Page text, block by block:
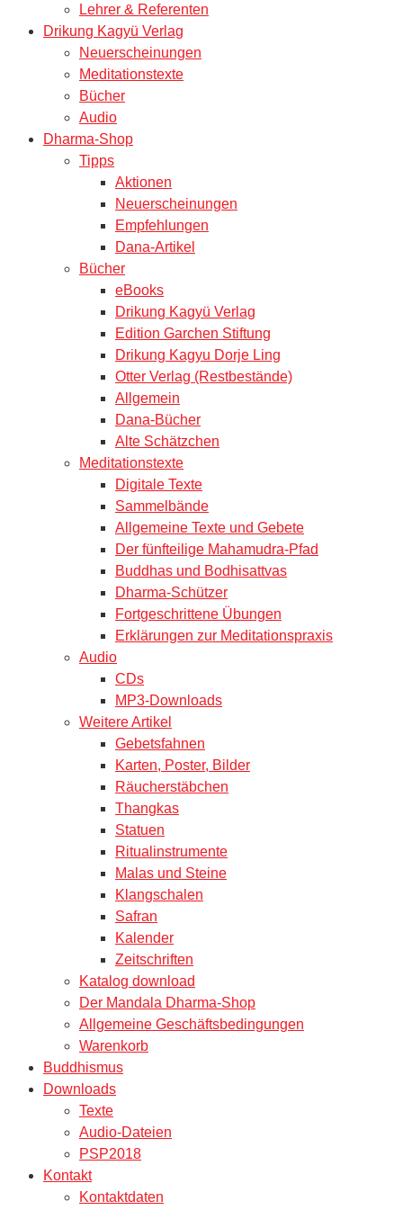
Lehrer & Referenten
Drikung Kagyü Verlag
Neuerscheinungen
Meditationstexte
Bücher
Audio
Dharma-Shop
Tipps
Aktionen
Neuerscheinungen
Empfehlungen
Dana-Artikel
Bücher
eBooks
Drikung Kagyü Verlag
Edition Garchen Stiftung
Drikung Kagyu Dorje Ling
Otter Verlag (Restbestände)
Allgemein
Dana-Bücher
Alte Schätzchen
Meditationstexte
Digitale Texte
Sammelbände
Allgemeine Texte und Gebete
Der fünfteilige Mahamudra-Pfad
Buddhas und Bodhisattvas
Dharma-Schützer
Fortgeschrittene Übungen
Erklärungen zur Meditationspraxis
Audio
CDs
MP3-Downloads
Weitere Artikel
Gebetsfahnen
Karten, Poster, Bilder
Räucherstäbchen
Thangkas
Statuen
Ritualinstrumente
Malas und Steine
Klangschalen
Safran
Kalender
Zeitschriften
Katalog download
Der Mandala Dharma-Shop
Allgemeine Geschäftsbedingungen
Warenkorb
Buddhismus
Downloads
Texte
Audio-Dateien
PSP2018
Kontakt
Kontaktdaten